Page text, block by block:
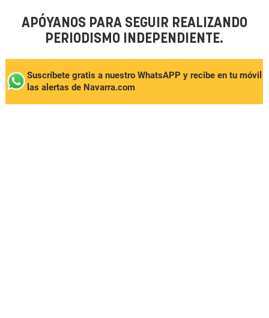
APÓYANOS PARA SEGUIR REALIZANDO
PERIODISMO INDEPENDIENTE.
Suscríbete gratis a nuestro WhatsAPP y recibe en tu móvil
las alertas de Navarra.com